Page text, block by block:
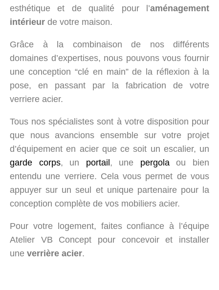
esthétique et de qualité pour l’aménagement
intérieur de votre maison.
Grâce à la combinaison de nos différents
domaines d’expertises, nous pouvons vous fournir
une conception “clé en main” de la réflexion à la
pose, en passant par la fabrication de votre
verriere acier.
Tous nos spécialistes sont à votre disposition pour
que nous avancions ensemble sur votre projet
d’équipement en acier que ce soit un escalier, un
garde corps, un portail , une pergolaou bien
entendu une verriere. Cela vous permet de vous
appuyer sur un seul et unique partenaire pour la
conception complète de vos mobiliers acier.
Pour votre logement, faites confiance à l’équipe
Atelier VB Concept pour concevoir et installer
une verrière acier.